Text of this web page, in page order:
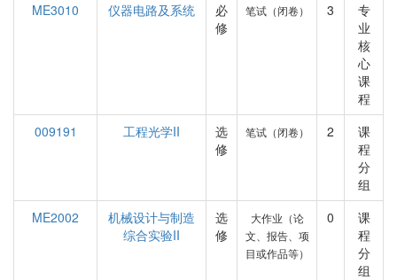
ME3010
仪器电路及系统
必
修
笔试（闭卷） 3
专
业
核
心
课
程
009191
工程光学II
选
修
笔试（闭卷） 2
课
程
分
组
ME2002
机械设计与制造
综合实验II
选
修
大作业（论
文、报告、项
目或作品等）
0
课
程
分
组